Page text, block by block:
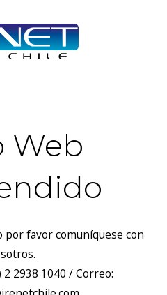
Web
por favor comuníquese con
2938 1040 / Correo: